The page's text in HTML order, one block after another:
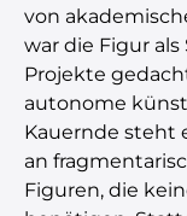
von
war die Figur
Projekte
autonome
Kauernde steht
an
Figuren, die